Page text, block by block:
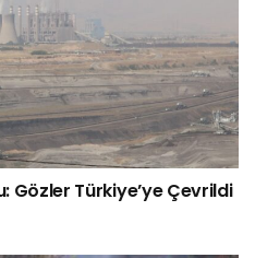
Gözler Türkiye’ye Çevrildi